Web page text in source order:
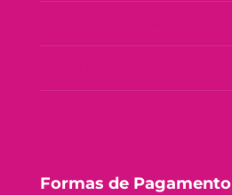
Formas de Pagamento